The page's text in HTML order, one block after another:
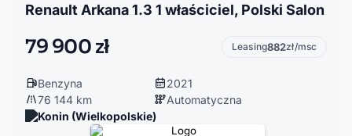
Renault Arkana 1.3 1 właściciel, Polski Salon
79 900 zł Leasing882zł/msc
Benzyna
2021
76 144 km
Automatyczna
Konin (Wielkopolskie)